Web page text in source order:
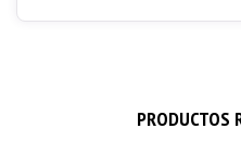
PRODUCTOS